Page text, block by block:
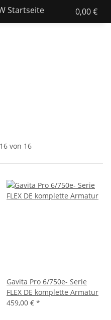
0,00 €
von 16
Gavita Pro 6/750e- Serie
FLEX DE komplette Armatur
459,00 € *